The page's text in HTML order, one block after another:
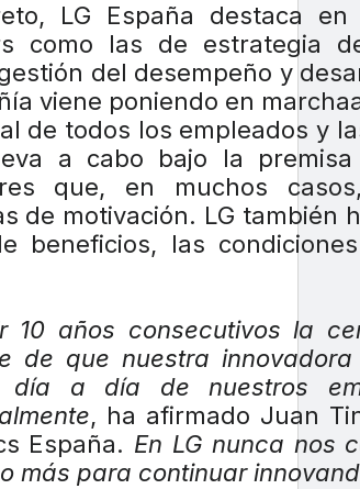
LG España destaca
como las de estrategia
del desempeño y
viene poniendo en
de todos los empleados y
a cabo bajo la
que, en muchos
de motivación. LG también
beneficios, las
10 años consecutivos la
de que nuestra
día a día de nuestros
, ha afirmado Juan
España. En LG nunca nos
más para continuar